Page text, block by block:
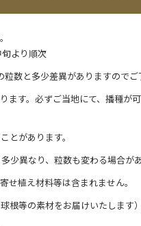
より順次
数と多少差異がありますのでご
す。必ずご当地にて、播種が
とがあります。
少異なり、粒数も変わる場合があ
せ植え材料等は含まれません。
根等の素材をお届けいたします）